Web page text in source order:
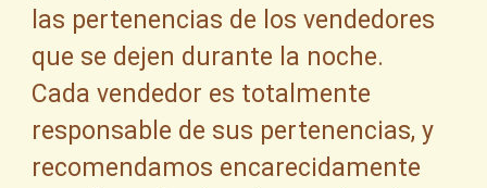
las pertenencias de los vendedores
que se dejen durante la noche.
Cada vendedor es totalmente
responsable de sus pertenencias, y
recomendamos encarecidamente